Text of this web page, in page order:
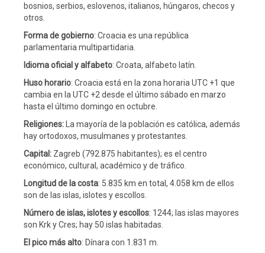
bosnios, serbios, eslovenos, italianos, húngaros, checos y
otros.
Forma de gobierno: Croacia es una república
parlamentaria multipartidaria.
Idioma oficial y alfabeto: Croata, alfabeto latín.
Huso horario: Croacia está en la zona horaria UTC +1 que
cambia en la UTC +2 desde el último sábado en marzo
hasta el último domingo en octubre.
Religiones: La mayoría de la población es católica, además
hay ortodoxos, musulmanes y protestantes.
Capital: Zagreb (792.875 habitantes); es el centro
económico, cultural, académico y de tráfico.
Longitud de la costa: 5.835 km en total, 4.058 km de ellos
son de las islas, islotes y escollos.
Número de islas, islotes y escollos: 1244; las islas mayores
son Krk y Cres; hay 50 islas habitadas.
El pico más alto: Dínara con 1.831 m.